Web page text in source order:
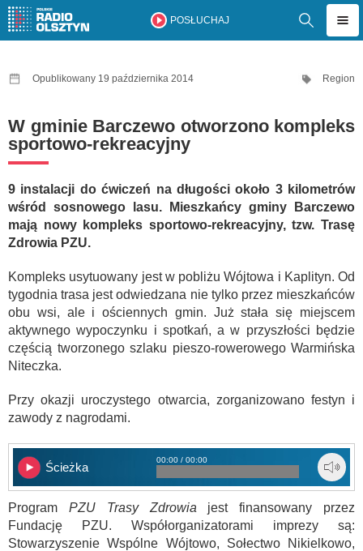
POSŁUCHAJ
Opublikowany 19 października 2014 Region
W gminie Barczewo otworzono kompleks
sportowo-rekreacyjny
9 instalacji do ćwiczeń na długości około 3 kilometrów
wśród sosnowego lasu. Mieszkańcy gminy Barczewo
mają nowy kompleks sportowo-rekreacyjny, tzw. Trasę
Zdrowia PZU.
Kompleks usytuowany jest w pobliżu Wójtowa i Kaplityn. Od
tygodnia trasa jest odwiedzana nie tylko przez mieszkańców
obu wsi, ale i ościennych gmin. Już stała się miejscem
aktywnego wypoczynku i spotkań, a w przyszłości będzie
częścią tworzonego szlaku pieszo-rowerowego Warmińska
Niteczka.
Przy okazji uroczystego otwarcia, zorganizowano festyn i
zawody z nagrodami.
Ścieżka
00:00 / 00:00
Program PZU Trasy Zdrowia jest finansowany przez
Fundację PZU. Współorganizatorami imprezy są:
Stowarzyszenie Wspólne Wójtowo, Sołectwo Nikielkowo,